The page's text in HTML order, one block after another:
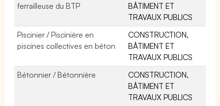
ferrailleuse du BTP
BÂTIMENT ET
TRAVAUX PUBLICS
Piscinier / Piscinière en
piscines collectives en béton
CONSTRUCTION,
BÂTIMENT ET
TRAVAUX PUBLICS
Bétonnier / Bétonnière
CONSTRUCTION,
BÂTIMENT ET
TRAVAUX PUBLICS